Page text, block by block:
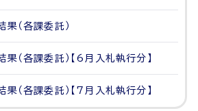
（各課委託）
（各課委託）【6月入札執行分】
（各課委託）【7月入札執行分】